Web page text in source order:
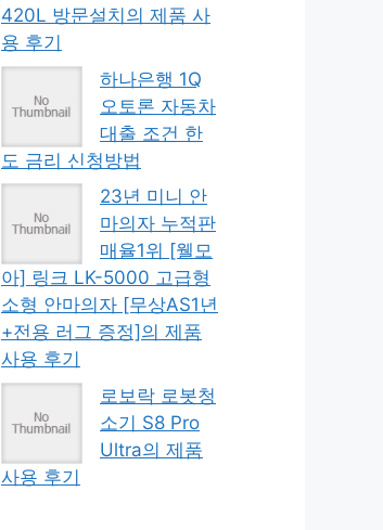
420L 방문설치의 제품 사
용 후기
하나은행 1Q
오토론 자동차
대출 조건 한
도 금리 신청방법
23년 미니 안
마의자 누적판
매율1위 [웰모
아] 링크 LK-5000 고급형
소형 안마의자 [무상AS1년
+전용 러그 증정]의 제품
사용 후기
로보락 로봇청
소기 S8 Pro
Ultra의 제품
사용 후기